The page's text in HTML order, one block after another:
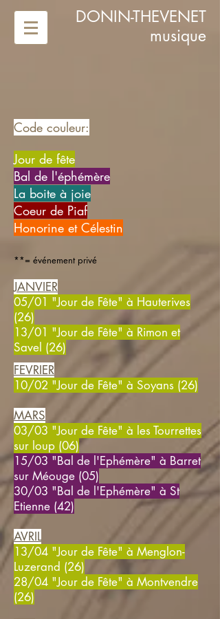
DONIN-THEVENET
musique
Code couleur:
Jour de fête
Bal de l'éphémère
La boite à joie
Coeur de Piaf
Honorine et Célestin
**= événement privé
JANVIER
05/01 "Jour de Fête" à Hauterives
(26)
13/01 "Jour de Fête" à Rimon et
Savel (26)
FEVRIER
10/02 "Jour de Fête" à Soyans (26)
MARS
03/03 "Jour de Fête" à les Tourrettes
sur loup (06)
15/03 "Bal de l'Ephémère" à Barret
sur Méouge (05)
30/03 "Bal de l'Ephémère" à St
Etienne (42)
AVRIL
13/04 "Jour de Fête" à Menglon-
Luzerand (26)
28/04 "Jour de Fête" à Montvendre
(26)